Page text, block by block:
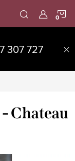
307 727
Chateau